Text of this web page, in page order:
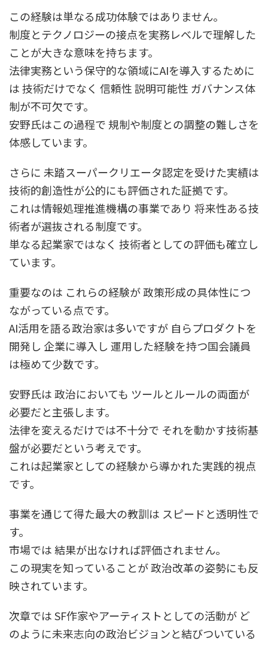
この経験は単なる成功体験ではありません。
制度とテクノロジーの接点を実務レベルで理解した
ことが大きな意味を持ちます。
法律実務という保守的な領域にAIを導入するために
は 技術だけでなく 信頼性 説明可能性 ガバナンス体
制が不可欠です。
安野氏はこの過程で 規制や制度との調整の難しさを
体感しています。
さらに 未踏スーパークリエータ認定を受けた実績は
技術的創造性が公的にも評価された証拠です。
これは情報処理推進機構の事業であり 将来性ある技
術者が選抜される制度です。
単なる起業家ではなく 技術者としての評価も確立し
ています。
重要なのは これらの経験が 政策形成の具体性につ
ながっている点です。
AI活用を語る政治家は多いですが 自らプロダクトを
開発し 企業に導入し 運用した経験を持つ国会議員
は極めて少数です。
安野氏は 政治においても ツールとルールの両面が
必要だと主張します。
法律を変えるだけでは不十分で それを動かす技術基
盤が必要だという考えです。
これは起業家としての経験から導かれた実践的視点
です。
事業を通じて得た最大の教訓は スピードと透明性で
す。
市場では 結果が出なければ評価されません。
この現実を知っていることが 政治改革の姿勢にも反
映されています。
次章では SF作家やアーティストとしての活動が ど
のように未来志向の政治ビジョンと結びついている